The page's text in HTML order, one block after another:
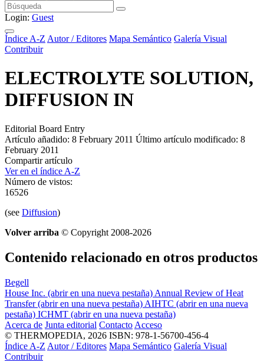
Login: Guest
Índice A-Z Autor / Editores Mapa Semántico Galería Visual
Contribuir
ELECTROLYTE SOLUTION,
DIFFUSION IN
Editorial Board Entry
Artículo añadido: 8 February 2011 Último artículo modificado: 8
February 2011
Compartir artículo
Ver en el índice A-Z
Número de vistos:
16526
(see Diffusion)
Volver arriba © Copyright 2008-2026
Contenido relacionado en otros productos
Begell
House Inc. (abrir en una nueva pestaña) Annual Review of Heat
Transfer (abrir en una nueva pestaña) AIHTC (abrir en una nueva
pestaña) ICHMT (abrir en una nueva pestaña)
Acerca de Junta editorial Contacto Acceso
© THERMOPEDIA, 2026 ISBN: 978-1-56700-456-4
Índice A-Z Autor / Editores Mapa Semántico Galería Visual
Contribuir